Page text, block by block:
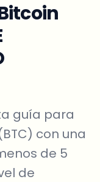
guía para
con una
de 5
de